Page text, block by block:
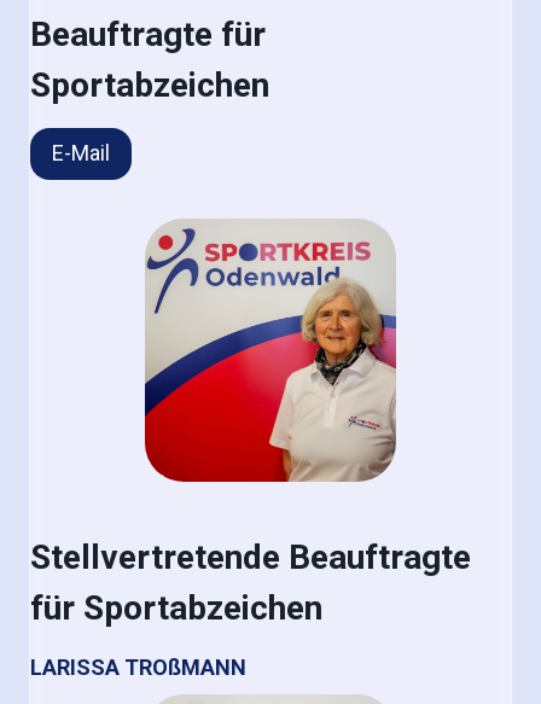
Beauftragte für
Sportabzeichen
E-Mail
Stellvertretende Beauftragte
für Sportabzeichen
LARISSA TROßMANN